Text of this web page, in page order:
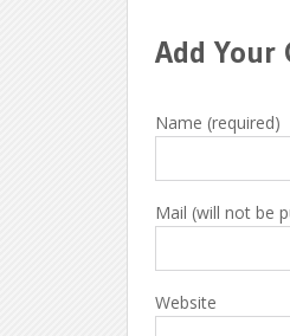
Add Your
Name (required)
Mail (will not be
Website